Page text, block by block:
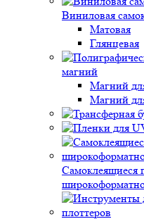
Виниловая
Матовая
Глянцевая
магний
Магний
Магний
Самоклеящиеся